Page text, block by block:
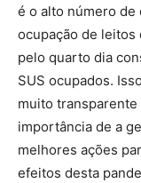
é o alto número de
ocupação de leitos
pelo quarto dia
SUS ocupados.
muito transparente
importância de a
melhores ações
efeitos desta